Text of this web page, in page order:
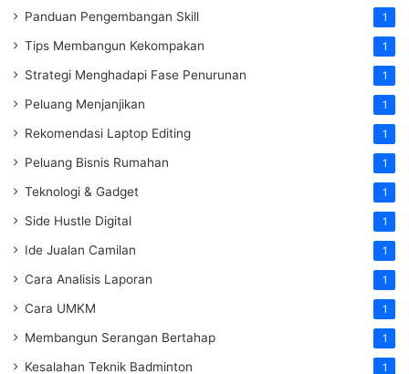
Panduan Pengembangan Skill 1
Tips Membangun Kekompakan 1
Strategi Menghadapi Fase Penurunan 1
Peluang Menjanjikan 1
Rekomendasi Laptop Editing 1
Peluang Bisnis Rumahan 1
Teknologi & Gadget 1
Side Hustle Digital 1
Ide Jualan Camilan 1
Cara Analisis Laporan 1
Cara UMKM 1
Membangun Serangan Bertahap 1
Kesalahan Teknik Badminton 1